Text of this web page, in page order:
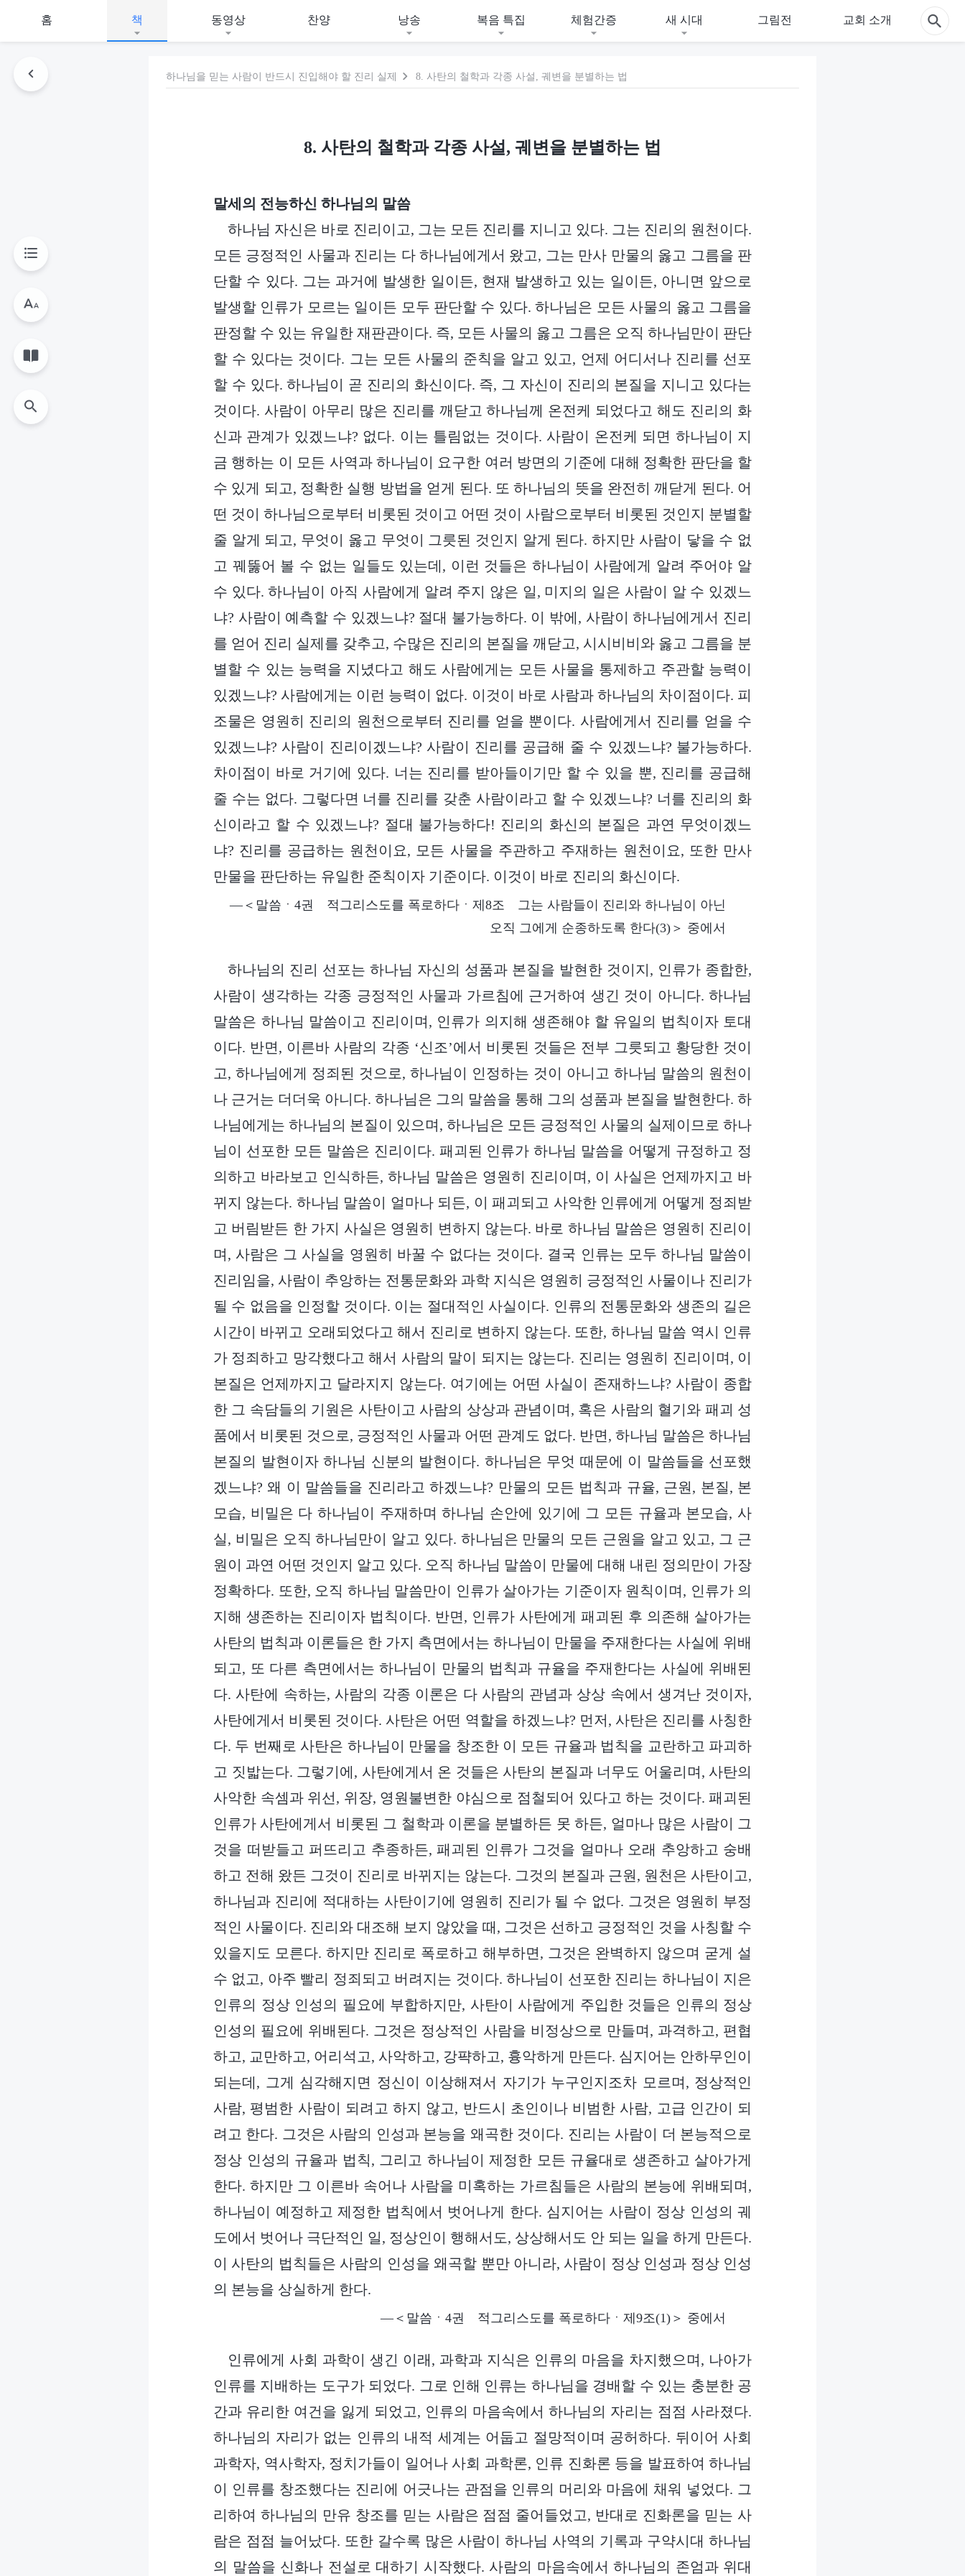
홈 책 동영상 찬양 낭송 복음 특집 체험간증 새 시대 그림전 교회 소개
하나님을 믿는 사람이 반드시 진입해야 할 진리 실제 8. 사탄의 철학과 각종 사설, 궤변을 분별하는 법
8. 사탄의 철학과 각종 사설, 궤변을 분별하는 법
말세의 전능하신 하나님의 말씀
하나님 자신은 바로 진리이고, 그는 모든 진리를 지니고 있다. 그는 진리의 원천이다.
모든 긍정적인 사물과 진리는 다 하나님에게서 왔고, 그는 만사 만물의 옳고 그름을 판
단할 수 있다. 그는 과거에 발생한 일이든, 현재 발생하고 있는 일이든, 아니면 앞으로
발생할 인류가 모르는 일이든 모두 판단할 수 있다. 하나님은 모든 사물의 옳고 그름을
판정할 수 있는 유일한 재판관이다. 즉, 모든 사물의 옳고 그름은 오직 하나님만이 판단
할 수 있다는 것이다. 그는 모든 사물의 준칙을 알고 있고, 언제 어디서나 진리를 선포
할 수 있다. 하나님이 곧 진리의 화신이다. 즉, 그 자신이 진리의 본질을 지니고 있다는
것이다. 사람이 아무리 많은 진리를 깨닫고 하나님께 온전케 되었다고 해도 진리의 화
신과 관계가 있겠느냐? 없다. 이는 틀림없는 것이다. 사람이 온전케 되면 하나님이 지
금 행하는 이 모든 사역과 하나님이 요구한 여러 방면의 기준에 대해 정확한 판단을 할
수 있게 되고, 정확한 실행 방법을 얻게 된다. 또 하나님의 뜻을 완전히 깨닫게 된다. 어
떤 것이 하나님으로부터 비롯된 것이고 어떤 것이 사람으로부터 비롯된 것인지 분별할
줄 알게 되고, 무엇이 옳고 무엇이 그릇된 것인지 알게 된다. 하지만 사람이 닿을 수 없
고 꿰뚫어 볼 수 없는 일들도 있는데, 이런 것들은 하나님이 사람에게 알려 주어야 알
수 있다. 하나님이 아직 사람에게 알려 주지 않은 일, 미지의 일은 사람이 알 수 있겠느
냐? 사람이 예측할 수 있겠느냐? 절대 불가능하다. 이 밖에, 사람이 하나님에게서 진리
를 얻어 진리 실제를 갖추고, 수많은 진리의 본질을 깨닫고, 시시비비와 옳고 그름을 분
별할 수 있는 능력을 지녔다고 해도 사람에게는 모든 사물을 통제하고 주관할 능력이
있겠느냐? 사람에게는 이런 능력이 없다. 이것이 바로 사람과 하나님의 차이점이다. 피
조물은 영원히 진리의 원천으로부터 진리를 얻을 뿐이다. 사람에게서 진리를 얻을 수
있겠느냐? 사람이 진리이겠느냐? 사람이 진리를 공급해 줄 수 있겠느냐? 불가능하다.
차이점이 바로 거기에 있다. 너는 진리를 받아들이기만 할 수 있을 뿐, 진리를 공급해
줄 수는 없다. 그렇다면 너를 진리를 갖춘 사람이라고 할 수 있겠느냐? 너를 진리의 화
신이라고 할 수 있겠느냐? 절대 불가능하다! 진리의 화신의 본질은 과연 무엇이겠느
냐? 진리를 공급하는 원천이요, 모든 사물을 주관하고 주재하는 원천이요, 또한 만사
만물을 판단하는 유일한 준칙이자 기준이다. 이것이 바로 진리의 화신이다.
―＜말씀ㆍ4권 적그리스도를 폭로하다ㆍ제8조 그는 사람들이 진리와 하나님이 아닌
오직 그에게 순종하도록 한다(3)＞ 중에서
하나님의 진리 선포는 하나님 자신의 성품과 본질을 발현한 것이지, 인류가 종합한,
사람이 생각하는 각종 긍정적인 사물과 가르침에 근거하여 생긴 것이 아니다. 하나님
말씀은 하나님 말씀이고 진리이며, 인류가 의지해 생존해야 할 유일의 법칙이자 토대
이다. 반면, 이른바 사람의 각종 ‘신조’에서 비롯된 것들은 전부 그릇되고 황당한 것이
고, 하나님에게 정죄된 것으로, 하나님이 인정하는 것이 아니고 하나님 말씀의 원천이
나 근거는 더더욱 아니다. 하나님은 그의 말씀을 통해 그의 성품과 본질을 발현한다. 하
나님에게는 하나님의 본질이 있으며, 하나님은 모든 긍정적인 사물의 실제이므로 하나
님이 선포한 모든 말씀은 진리이다. 패괴된 인류가 하나님 말씀을 어떻게 규정하고 정
의하고 바라보고 인식하든, 하나님 말씀은 영원히 진리이며, 이 사실은 언제까지고 바
뀌지 않는다. 하나님 말씀이 얼마나 되든, 이 패괴되고 사악한 인류에게 어떻게 정죄받
고 버림받든 한 가지 사실은 영원히 변하지 않는다. 바로 하나님 말씀은 영원히 진리이
며, 사람은 그 사실을 영원히 바꿀 수 없다는 것이다. 결국 인류는 모두 하나님 말씀이
진리임을, 사람이 추앙하는 전통문화와 과학 지식은 영원히 긍정적인 사물이나 진리가
될 수 없음을 인정할 것이다. 이는 절대적인 사실이다. 인류의 전통문화와 생존의 길은
시간이 바뀌고 오래되었다고 해서 진리로 변하지 않는다. 또한, 하나님 말씀 역시 인류
가 정죄하고 망각했다고 해서 사람의 말이 되지는 않는다. 진리는 영원히 진리이며, 이
본질은 언제까지고 달라지지 않는다. 여기에는 어떤 사실이 존재하느냐? 사람이 종합
한 그 속담들의 기원은 사탄이고 사람의 상상과 관념이며, 혹은 사람의 혈기와 패괴 성
품에서 비롯된 것으로, 긍정적인 사물과 어떤 관계도 없다. 반면, 하나님 말씀은 하나님
본질의 발현이자 하나님 신분의 발현이다. 하나님은 무엇 때문에 이 말씀들을 선포했
겠느냐? 왜 이 말씀들을 진리라고 하겠느냐? 만물의 모든 법칙과 규율, 근원, 본질, 본
모습, 비밀은 다 하나님이 주재하며 하나님 손안에 있기에 그 모든 규율과 본모습, 사
실, 비밀은 오직 하나님만이 알고 있다. 하나님은 만물의 모든 근원을 알고 있고, 그 근
원이 과연 어떤 것인지 알고 있다. 오직 하나님 말씀이 만물에 대해 내린 정의만이 가장
정확하다. 또한, 오직 하나님 말씀만이 인류가 살아가는 기준이자 원칙이며, 인류가 의
지해 생존하는 진리이자 법칙이다. 반면, 인류가 사탄에게 패괴된 후 의존해 살아가는
사탄의 법칙과 이론들은 한 가지 측면에서는 하나님이 만물을 주재한다는 사실에 위배
되고, 또 다른 측면에서는 하나님이 만물의 법칙과 규율을 주재한다는 사실에 위배된
다. 사탄에 속하는, 사람의 각종 이론은 다 사람의 관념과 상상 속에서 생겨난 것이자,
사탄에게서 비롯된 것이다. 사탄은 어떤 역할을 하겠느냐? 먼저, 사탄은 진리를 사칭한
다. 두 번째로 사탄은 하나님이 만물을 창조한 이 모든 규율과 법칙을 교란하고 파괴하
고 짓밟는다. 그렇기에, 사탄에게서 온 것들은 사탄의 본질과 너무도 어울리며, 사탄의
사악한 속셈과 위선, 위장, 영원불변한 야심으로 점철되어 있다고 하는 것이다. 패괴된
인류가 사탄에게서 비롯된 그 철학과 이론을 분별하든 못 하든, 얼마나 많은 사람이 그
것을 떠받들고 퍼뜨리고 추종하든, 패괴된 인류가 그것을 얼마나 오래 추앙하고 숭배
하고 전해 왔든 그것이 진리로 바뀌지는 않는다. 그것의 본질과 근원, 원천은 사탄이고,
하나님과 진리에 적대하는 사탄이기에 영원히 진리가 될 수 없다. 그것은 영원히 부정
적인 사물이다. 진리와 대조해 보지 않았을 때, 그것은 선하고 긍정적인 것을 사칭할 수
있을지도 모른다. 하지만 진리로 폭로하고 해부하면, 그것은 완벽하지 않으며 굳게 설
수 없고, 아주 빨리 정죄되고 버려지는 것이다. 하나님이 선포한 진리는 하나님이 지은
인류의 정상 인성의 필요에 부합하지만, 사탄이 사람에게 주입한 것들은 인류의 정상
인성의 필요에 위배된다. 그것은 정상적인 사람을 비정상으로 만들며, 과격하고, 편협
하고, 교만하고, 어리석고, 사악하고, 강퍅하고, 흉악하게 만든다. 심지어는 안하무인이
되는데, 그게 심각해지면 정신이 이상해져서 자기가 누구인지조차 모르며, 정상적인
사람, 평범한 사람이 되려고 하지 않고, 반드시 초인이나 비범한 사람, 고급 인간이 되
려고 한다. 그것은 사람의 인성과 본능을 왜곡한 것이다. 진리는 사람이 더 본능적으로
정상 인성의 규율과 법칙, 그리고 하나님이 제정한 모든 규율대로 생존하고 살아가게
한다. 하지만 그 이른바 속어나 사람을 미혹하는 가르침들은 사람의 본능에 위배되며,
하나님이 예정하고 제정한 법칙에서 벗어나게 한다. 심지어는 사람이 정상 인성의 궤
도에서 벗어나 극단적인 일, 정상인이 행해서도, 상상해서도 안 되는 일을 하게 만든다.
이 사탄의 법칙들은 사람의 인성을 왜곡할 뿐만 아니라, 사람이 정상 인성과 정상 인성
의 본능을 상실하게 한다.
―＜말씀ㆍ4권 적그리스도를 폭로하다ㆍ제9조(1)＞ 중에서
인류에게 사회 과학이 생긴 이래, 과학과 지식은 인류의 마음을 차지했으며, 나아가
인류를 지배하는 도구가 되었다. 그로 인해 인류는 하나님을 경배할 수 있는 충분한 공
간과 유리한 여건을 잃게 되었고, 인류의 마음속에서 하나님의 자리는 점점 사라졌다.
하나님의 자리가 없는 인류의 내적 세계는 어둡고 절망적이며 공허하다. 뒤이어 사회
과학자, 역사학자, 정치가들이 일어나 사회 과학론, 인류 진화론 등을 발표하여 하나님
이 인류를 창조했다는 진리에 어긋나는 관점을 인류의 머리와 마음에 채워 넣었다. 그
리하여 하나님의 만유 창조를 믿는 사람은 점점 줄어들었고, 반대로 진화론을 믿는 사
람은 점점 늘어났다. 또한 갈수록 많은 사람이 하나님 사역의 기록과 구약시대 하나님
의 말씀을 신화나 전설로 대하기 시작했다. 사람의 마음속에서 하나님의 존엄과 위대